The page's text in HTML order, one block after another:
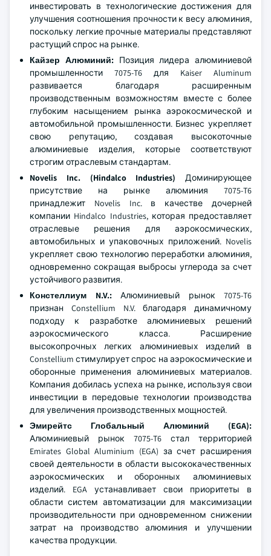
инвестировать в технологические достижения для
улучшения соотношения прочности к весу алюминия,
поскольку легкие прочные материалы представляют
растущий спрос на рынке.
Кайзер Алюминий: Позиция лидера алюминиевой
промышленности 7075-T6 для Kaiser Aluminum
развивается благодаря расширенным
производственным возможностям вместе с более
глубоким насыщением рынка аэрокосмической и
автомобильной промышленности. Бизнес укрепляет
свою репутацию, создавая высокоточные
алюминиевые изделия, которые соответствуют
строгим отраслевым стандартам.
Novelis Inc. (Hindalco Industries) Доминирующее
присутствие на рынке алюминия 7075-T6
принадлежит Novelis Inc. в качестве дочерней
компании Hindalco Industries, которая предоставляет
отраслевые решения для аэрокосмических,
автомобильных и упаковочных приложений. Novelis
укрепляет свою технологию переработки алюминия,
одновременно сокращая выбросы углерода за счет
устойчивого развития.
Констеллиум N.V.: Алюминиевый рынок 7075-T6
признан Constellium N.V. благодаря динамичному
подходу к разработке алюминиевых решений
аэрокосмического класса. Расширение
высокопрочных легких алюминиевых изделий в
Constellium стимулирует спрос на аэрокосмические и
оборонные применения алюминиевых материалов.
Компания добилась успеха на рынке, используя свои
инвестиции в передовые технологии производства
для увеличения производственных мощностей.
Эмирейтс Глобальный Алюминий (EGA):
Алюминиевый рынок 7075-T6 стал территорией
Emirates Global Aluminium (EGA) за счет расширения
своей деятельности в области высококачественных
аэрокосмических и оборонных алюминиевых
изделий. EGA устанавливает свои приоритеты в
области систем автоматизации для максимизации
производительности при одновременном снижении
затрат на производство алюминия и улучшении
качества продукции.